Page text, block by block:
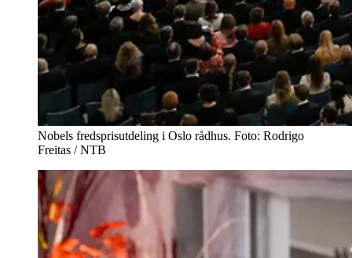
Nobels fredsprisutdeling i Oslo rådhus. Foto: Rodrigo
Freitas / NTB